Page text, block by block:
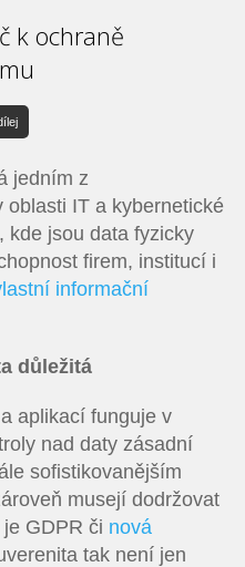
k ochraně
jedním z
oblasti IT a kybernetické
kde jsou data fyzicky
firem, institucí i
informační
důležitá
aplikací funguje v
nad daty zásadní
sofistikovanějším
musejí dodržovat
GDPR či nová
tak není jen